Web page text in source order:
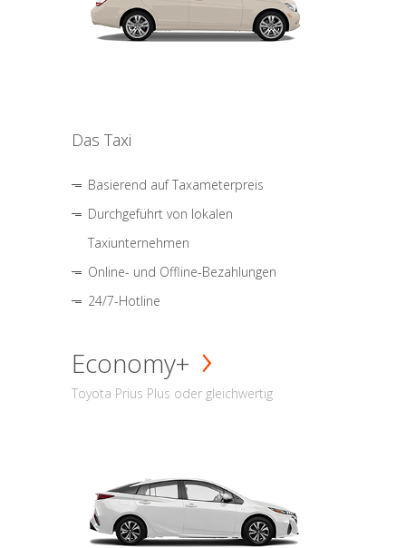
Das Taxi
Basierend auf Taxameterpreis
Durchgeführt von lokalen
Taxiunternehmen
Online- und Offline-Bezahlungen
24/7-Hotline
Economy+
Toyota Prius Plus oder gleichwertig